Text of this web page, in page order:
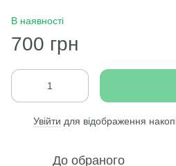
В наявності
700 грн
Увійти для відображення
До обраного